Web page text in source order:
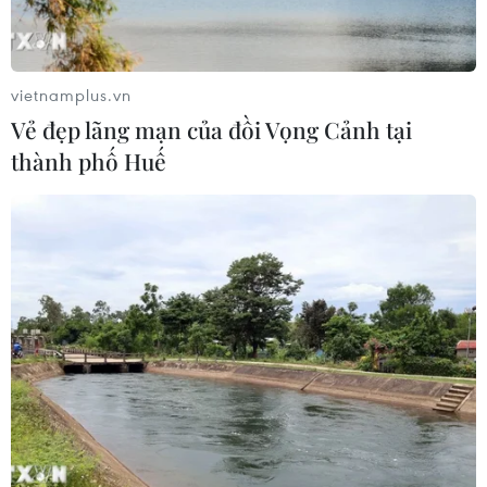
Đà Nẵng: Sóng cuốn 4 người tại Mũi
Nghê, 3 người mất tích
Vượt lên di chứng chất độc da cam,
Dắt chó đi dạo không đúng quy
định, bị phạt đến 2 triệu đồng?
08/08/2026 04:16
vietnamplus.vn
Vẻ đẹp lãng mạn của đồi Vọng Cảnh tại
thành phố Huế